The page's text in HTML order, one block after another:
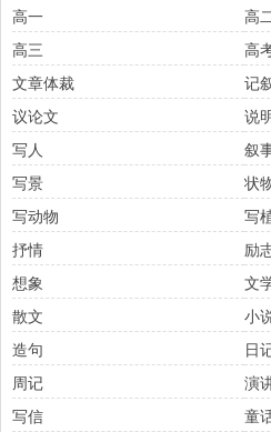
高一
高
高三
高
文章体裁
记
议论文
说
写人
叙
写景
状
写动物
写
抒情
励
想象
文
散文
小
造句
日
周记
演
写信
童